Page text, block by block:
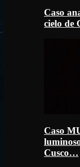
Caso
cielo de
Caso
Cusco…